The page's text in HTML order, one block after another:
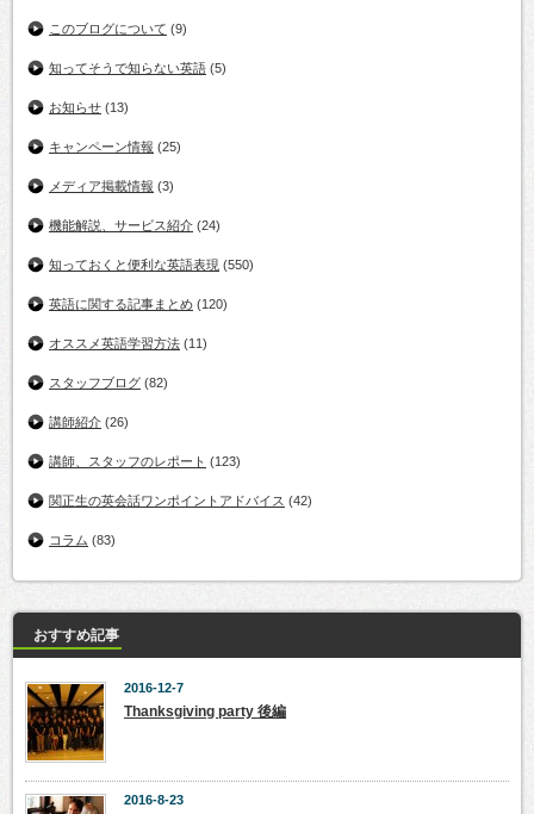
このブログについて (9)
知ってそうで知らない英語 (5)
お知らせ (13)
キャンペーン情報 (25)
メディア掲載情報 (3)
機能解説、サービス紹介 (24)
知っておくと便利な英語表現 (550)
英語に関する記事まとめ (120)
オススメ英語学習方法 (11)
スタッフブログ (82)
講師紹介 (26)
講師、スタッフのレポート (123)
関正生の英会話ワンポイントアドバイス (42)
コラム (83)
おすすめ記事
2016-12-7
Thanksgiving party 後編
2016-8-23